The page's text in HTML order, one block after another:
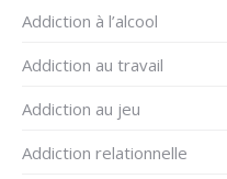
Addiction à l’alcool
Addiction au travail
Addiction au jeu
Addiction relationnelle